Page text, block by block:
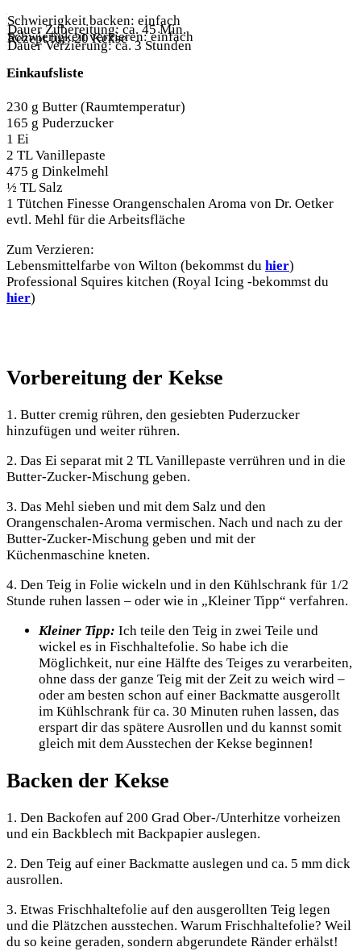
Schwierigkeit backen: einfach
Schwierigkeit verzieren: einfach
Dauer Zubereitung: ca. 45 Min.
Dauer Verzierung: ca. 3 Stunden
Rezept für: 20 Kekse
Einkaufsliste
230 g Butter (Raumtemperatur)
165 g Puderzucker
1 Ei
2 TL Vanillepaste
475 g Dinkelmehl
½ TL Salz
1 Tütchen Finesse Orangenschalen Aroma von Dr. Oetker
evtl. Mehl für die Arbeitsfläche
Zum Verzieren:
Lebensmittelfarbe von Wilton (bekommst du hier)
Professional Squires kitchen (Royal Icing -bekommst du
hier)
Vorbereitung der Kekse
1. Butter cremig rühren, den gesiebten Puderzucker
hinzufügen und weiter rühren.
2. Das Ei separat mit 2 TL Vanillepaste verrühren und in die
Butter-Zucker-Mischung geben.
3. Das Mehl sieben und mit dem Salz und den
Orangenschalen-Aroma vermischen. Nach und nach zu der
Butter-Zucker-Mischung geben und mit der
Küchenmaschine kneten.
4. Den Teig in Folie wickeln und in den Kühlschrank für 1/2
Stunde ruhen lassen – oder wie in „Kleiner Tipp“ verfahren.
Kleiner Tipp: Ich teile den Teig in zwei Teile und
wickel es in Fischhaltefolie. So habe ich die
Möglichkeit, nur eine Hälfte des Teiges zu verarbeiten,
ohne dass der ganze Teig mit der Zeit zu weich wird –
oder am besten schon auf einer Backmatte ausgerollt
im Kühlschrank für ca. 30 Minuten ruhen lassen, das
erspart dir das spätere Ausrollen und du kannst somit
gleich mit dem Ausstechen der Kekse beginnen!
Backen der Kekse
1. Den Backofen auf 200 Grad Ober-/Unterhitze vorheizen
und ein Backblech mit Backpapier auslegen.
2. Den Teig auf einer Backmatte auslegen und ca. 5 mm dick
ausrollen.
3. Etwas Frischhaltefolie auf den ausgerollten Teig legen
und die Plätzchen ausstechen. Warum Frischhaltefolie? Weil
du so keine geraden, sondern abgerundete Ränder erhälst!